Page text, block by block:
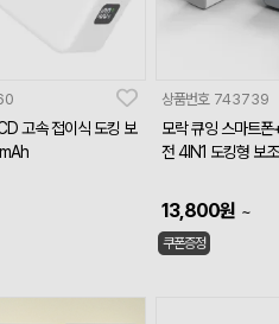
고속 접이식 도킹 보
상품번호 743739
모락 큐잉 스마트
전 4IN1 도킹형 보
13,800원 ~
쿠폰증정